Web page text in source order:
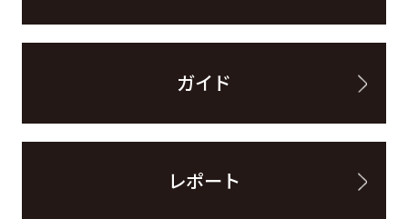
ガイド
レポート